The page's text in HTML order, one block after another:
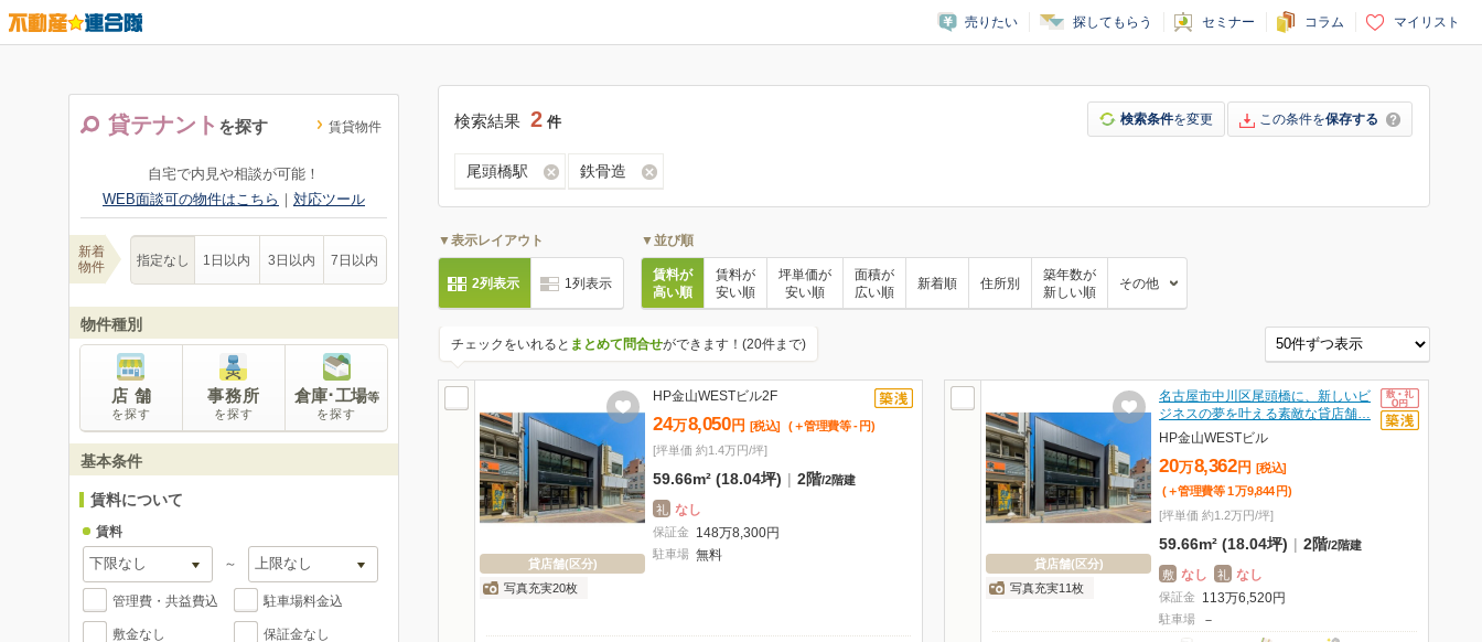
売りたい 探してもらう セミナー コラム マイリスト
貸テナント を探す 賃貸物件
自宅で内見や相談が可能！
WEB面談可の物件はこちら ｜ 対応ツール
新着
物件
指定なし 1日以内 3日以内 7日以内
物件種別
店 舗
を探す
事務所
を探す
倉庫･工場等
を探す
基本条件
賃料について
賃料
～
管理費・共益費込 駐車場料金込
敷金なし 保証金なし
検索結果 2 件 検索条件を変更 この条件を保存する
尾頭橋駅 鉄骨造
▼表示レイアウト
2列表示 1列表示
▼並び順
賃料が
高い順
賃料が
安い順
坪単価が
安い順
面積が
広い順
新着順 住所別
築年数が
新しい順
その他
チェックをいれると まとめて問合せができます！(20件まで)
貸店舗(区分)
写真充実20枚
HP金山WESTビル2F
24万8,050 円 [税込] (＋管理費等 - 円)
[坪単価 約1.4万円/坪]
59.66m² (18.04坪) | 2階/2階建
礼 なし
保証金 148万8,300円
駐車場 無料
貸店舗(区分)
写真充実11枚
名古屋市中川区尾頭橋に、新しいビ
ジネスの夢を叶える素敵な貸店舗…
HP金山WESTビル
20万8,362 円
[税込]
(＋管理費等 1万9,844 円)
[坪単価 約1.2万円/坪]
59.66m² (18.04坪) | 2階/2階建
敷 なし 礼 なし
保証金 113万6,520円
駐車場
－